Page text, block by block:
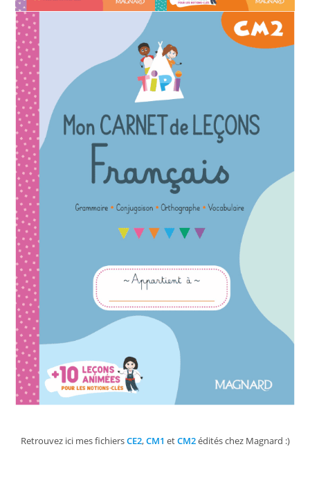
Retrouvez ici mes fichiersCE2,CM1 etCM2édités chez Magnard :)